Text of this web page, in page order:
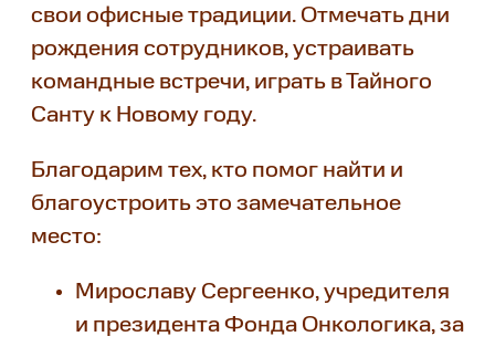
свои офисные традиции. Отмечать дни
рождения сотрудников, устраивать
командные встречи, играть в Тайного
Санту к Новому году.
Благодарим тех, кто помог найти и
благоустроить это замечательное
место:
Мирославу Сергеенко, учредителя
и президента Фонда Онкологика, за